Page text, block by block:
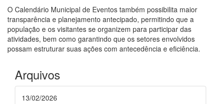
O Calendário Municipal de Eventos também possibilita maior
transparência e planejamento antecipado, permitindo que a
população e os visitantes se organizem para participar das
atividades, bem como garantindo que os setores envolvidos
possam estruturar suas ações com antecedência e eficiência.
Arquivos
13/02/2026